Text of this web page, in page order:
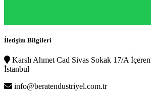
İletişim Bilgileri
Karslı Ahmet Cad Sivas Sokak 17/A
İstanbul
info@beratendustriyel.com.tr